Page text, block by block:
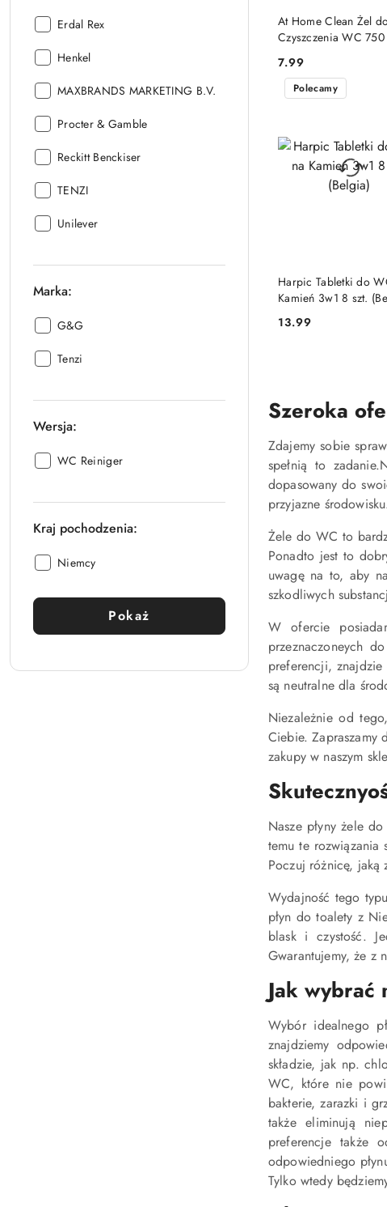
Producent:
Erdal Rex
Producent:
Henkel
Producent:
MAXBRANDS MARKETING B.V.
Producent:
Procter & Gamble
Producent:
Reckitt Benckiser
Producent:
TENZI
Producent:
Unilever
Marka:
Marka::
G&G
Marka::
Tenzi
Wersja:
Wersja::
WC Reiniger
Kraj pochodzenia:
Kraj
Niemcy
Pokaż
At Home Clean Żel
Czyszczenia WC
Cena:
7.99
DO KOSZYKA
Harpic Tabletki do
Kamień 3w1 8 szt.
Cena:
13.99
Polecamy
PRODUKT
Szeroka
Zdajemy sobie
spełnią to
dopasowany do
przyjazne
Żele do WC to
Ponadto jest to
uwagę na to, aby
szkodliwych
W ofercie
przeznaczoneych
preferencji,
są neutralne dla
Niezależnie od
Ciebie. Zapraszamy
zakupy w naszym
Nasze płyny żele
temu te rozwiązania
Poczuj różnicę, jaką
Wydajność tego
płyn do toalety z
blask i czystość.
Gwarantujemy, że z
Jak wybrać
Wybór idealnego
znajdziemy
składzie, jak np.
WC, które nie
bakterie, zarazki i
także eliminują
preferencje także
odpowiedniego
Tylko wtedy